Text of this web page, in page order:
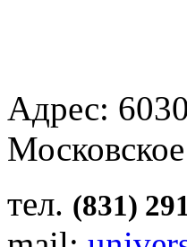
Адрес:
тел. (831)